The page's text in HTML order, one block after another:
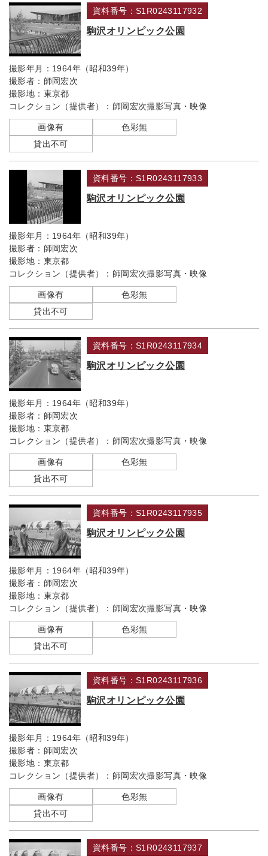
資料番号：S1R0243117932
駒沢オリンピック公園
撮影年月： 1964年（昭和39年）
撮影者： 師岡宏次
撮影地： 東京都
コレクション（提供者）： 師岡宏次撮影写真・映像
画像有
色彩無
貸出不可
資料番号：S1R0243117933
駒沢オリンピック公園
撮影年月： 1964年（昭和39年）
撮影者： 師岡宏次
撮影地： 東京都
コレクション（提供者）： 師岡宏次撮影写真・映像
画像有
色彩無
貸出不可
資料番号：S1R0243117934
駒沢オリンピック公園
撮影年月： 1964年（昭和39年）
撮影者： 師岡宏次
撮影地： 東京都
コレクション（提供者）： 師岡宏次撮影写真・映像
画像有
色彩無
貸出不可
資料番号：S1R0243117935
駒沢オリンピック公園
撮影年月： 1964年（昭和39年）
撮影者： 師岡宏次
撮影地： 東京都
コレクション（提供者）： 師岡宏次撮影写真・映像
画像有
色彩無
貸出不可
資料番号：S1R0243117936
駒沢オリンピック公園
撮影年月： 1964年（昭和39年）
撮影者： 師岡宏次
撮影地： 東京都
コレクション（提供者）： 師岡宏次撮影写真・映像
画像有
色彩無
貸出不可
資料番号：S1R0243117937